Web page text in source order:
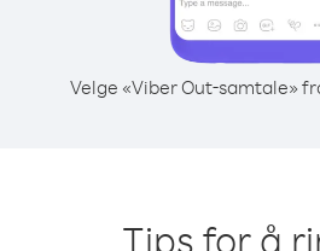
Velge «Viber Out-samtale»
Tips for å